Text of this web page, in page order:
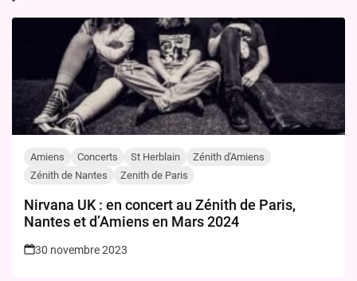
Amiens Concerts St Herblain
Zénith d'Amiens
Zénith de Nantes
Zenith de Paris
Nirvana UK : en concert au Zénith de Paris,
Nantes et d’Amiens en Mars 2024
30 novembre 2023